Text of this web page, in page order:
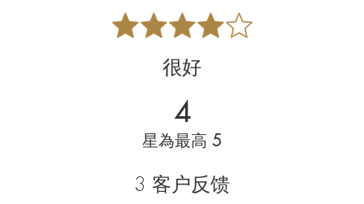
很好
4
星為最高 5
3 客户反馈